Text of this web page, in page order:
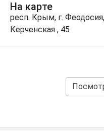
На карте
респ. Крым, г.
Керченская , 45